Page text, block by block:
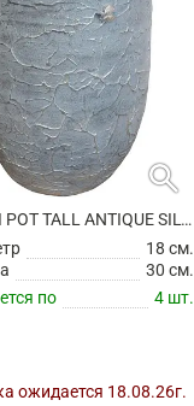
search
ВАЗА EVI POT TALL ANTIQUE SILVER
18 см.
30 см.
по
4 шт.
ожидается 18.08.26г.